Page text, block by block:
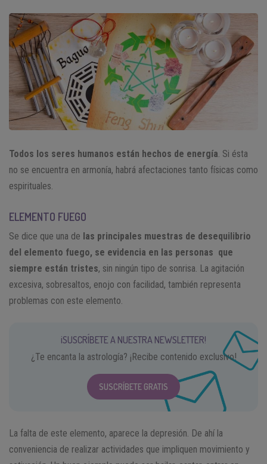
Todos los seres humanos están hechos de energía. Si ésta
no se encuentra en armonía, habrá afectaciones tanto físicas como
espirituales.
ELEMENTO FUEGO
Se dice que una de las principales muestras de desequilibrio
del elemento fuego, se evidencia en las personas que
siempre están tristes, sin ningún tipo de sonrisa. La agitación
excesiva, sobresaltos, enojo con facilidad, también representa
problemas con este elemento.
¡SUSCRÍBETE A NUESTRA NEWSLETTER!
¿Te encanta la astrología? ¡Recibe contenido exclusivo!
SUSCRÍBETE GRATIS
La falta de este elemento, aparece la depresión. De ahí la
conveniencia de realizar actividades que impliquen movimiento y